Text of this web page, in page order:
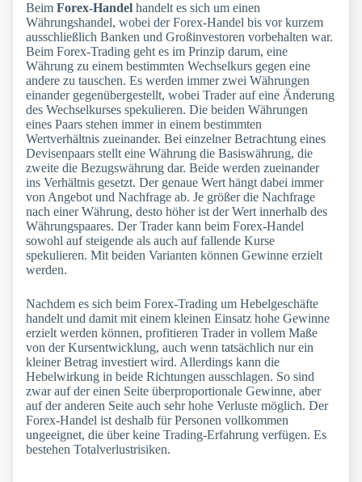
Beim Forex-Handel handelt es sich um einen
Währungshandel, wobei der Forex-Handel bis vor kurzem
ausschließlich Banken und Großinvestoren vorbehalten war.
Beim Forex-Trading geht es im Prinzip darum, eine
Währung zu einem bestimmten Wechselkurs gegen eine
andere zu tauschen. Es werden immer zwei Währungen
einander gegenübergestellt, wobei Trader auf eine Änderung
des Wechselkurses spekulieren. Die beiden Währungen
eines Paars stehen immer in einem bestimmten
Wertverhältnis zueinander. Bei einzelner Betrachtung eines
Devisenpaars stellt eine Währung die Basiswährung, die
zweite die Bezugswährung dar. Beide werden zueinander
ins Verhältnis gesetzt. Der genaue Wert hängt dabei immer
von Angebot und Nachfrage ab. Je größer die Nachfrage
nach einer Währung, desto höher ist der Wert innerhalb des
Währungspaares. Der Trader kann beim Forex-Handel
sowohl auf steigende als auch auf fallende Kurse
spekulieren. Mit beiden Varianten können Gewinne erzielt
werden.
Nachdem es sich beim Forex-Trading um Hebelgeschäfte
handelt und damit mit einem kleinen Einsatz hohe Gewinne
erzielt werden können, profitieren Trader in vollem Maße
von der Kursentwicklung, auch wenn tatsächlich nur ein
kleiner Betrag investiert wird. Allerdings kann die
Hebelwirkung in beide Richtungen ausschlagen. So sind
zwar auf der einen Seite überproportionale Gewinne, aber
auf der anderen Seite auch sehr hohe Verluste möglich. Der
Forex-Handel ist deshalb für Personen vollkommen
ungeeignet, die über keine Trading-Erfahrung verfügen. Es
bestehen Totalverlustrisiken.